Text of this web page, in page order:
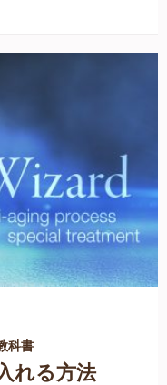
科書
れる方法